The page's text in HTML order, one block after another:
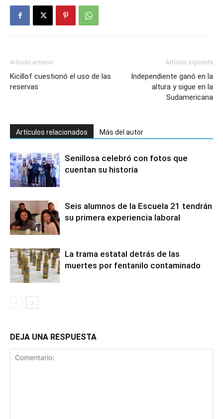
Artículo anterior
Kicillof cuestionó el uso de las
reservas
Artículo siguiente
Independiente ganó en la
altura y sigue en la
Sudamericana
Artículos relacionados Más del autor
Senillosa celebró con fotos que
cuentan su historia
Seis alumnos de la Escuela 21 tendrán
su primera experiencia laboral
La trama estatal detrás de las
muertes por fentanilo contaminado
DEJA UNA RESPUESTA